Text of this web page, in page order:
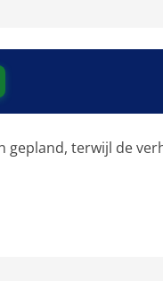
gepland, terwijl de